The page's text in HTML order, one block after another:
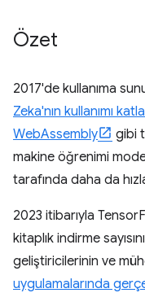
Özet
2017'de kullanıma
Zeka'nın kullanımı
WebAssembly
gibi
makine öğrenimi
tarafında daha da
2023 itibarıyla
kitaplık indirme
geliştiricilerinin ve
uygulamalarında